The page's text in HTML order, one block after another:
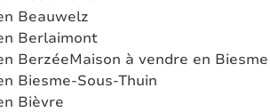
Beauwelz
Berlaimont
BerzéeMaison à vendre en Biesme
Biesme-Sous-Thuin
Bièvre